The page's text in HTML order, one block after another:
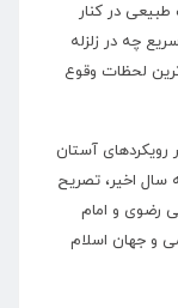
در کنار
چه در زلزله
لحظات وقوع
رویکردهای آستان
اخیر، تصریح
رضوی و امام
و جهان اسلام